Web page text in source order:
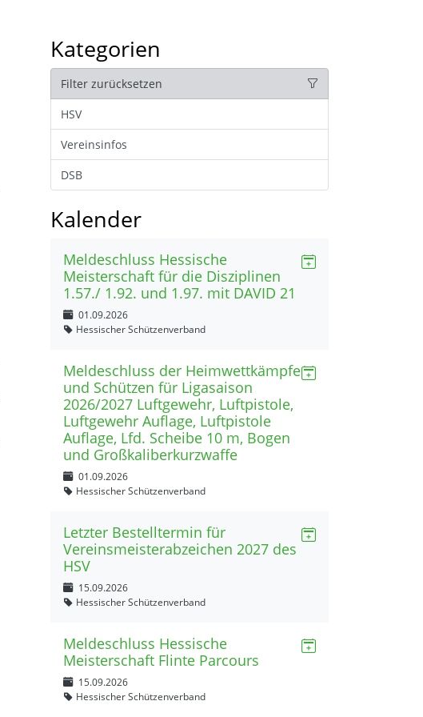
Kategorien
Filter zurücksetzen
HSV
Vereinsinfos
DSB
Kalender
Meldeschluss Hessische
Meisterschaft für die Disziplinen
1.57./ 1.92. und 1.97. mit DAVID 21
01.09.2026
Hessischer Schützenverband
Meldeschluss der Heimwettkämpfe
und Schützen für Ligasaison
2026/2027 Luftgewehr, Luftpistole,
Luftgewehr Auflage, Luftpistole
Auflage, Lfd. Scheibe 10 m, Bogen
und Großkaliberkurzwaffe
01.09.2026
Hessischer Schützenverband
Letzter Bestelltermin für
Vereinsmeisterabzeichen 2027 des
HSV
15.09.2026
Hessischer Schützenverband
Meldeschluss Hessische
Meisterschaft Flinte Parcours
15.09.2026
Hessischer Schützenverband